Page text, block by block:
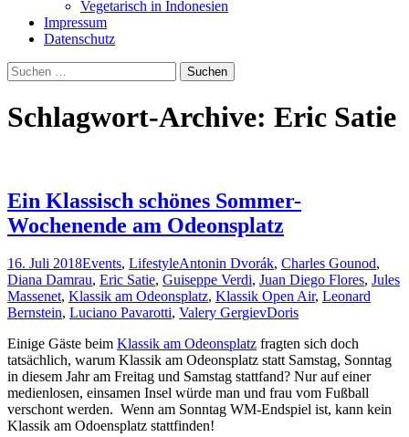
Vegetarisch in Indonesien
Impressum
Datenschutz
Suchen
nach:
Schlagwort-Archive: Eric Satie
Ein Klassisch schönes Sommer-
Wochenende am Odeonsplatz
16. Juli 2018Events, LifestyleAntonin Dvorák, Charles Gounod,
Diana Damrau, Eric Satie, Guiseppe Verdi, Juan Diego Flores, Jules
Massenet, Klassik am Odeonsplatz, Klassik Open Air, Leonard
Bernstein, Luciano Pavarotti, Valery GergievDoris
Einige Gäste beim Klassik am Odeonsplatz fragten sich doch
tatsächlich, warum Klassik am Odeonsplatz statt Samstag, Sonntag
in diesem Jahr am Freitag und Samstag stattfand? Nur auf einer
medienlosen, einsamen Insel würde man und frau vom Fußball
verschont werden. Wenn am Sonntag WM-Endspiel ist, kann kein
Klassik am Odoensplatz stattfinden!